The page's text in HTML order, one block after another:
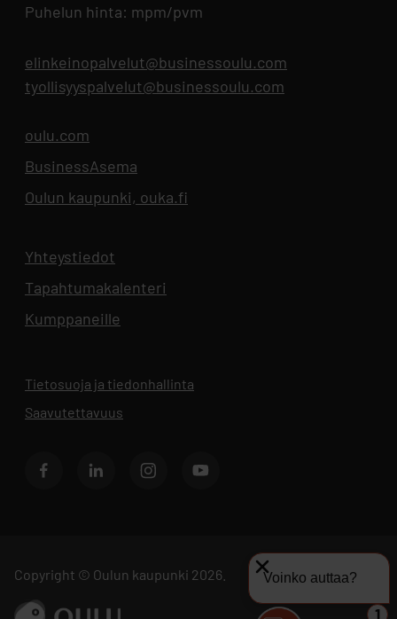
Puhelun hinta: mpm/pvm
elinkeinopalvelut@businessoulu.com
tyollisyyspalvelut@businessoulu.com
oulu.com
BusinessAsema
Oulun kaupunki, ouka.fi
Yhteystiedot
Tapahtumakalenteri
Kumppaneille
Tietosuoja ja tiedonhallinta
Saavutettavuus
FacebookLinkedIn InstagramYoutube
Copyright © Oulun kaupunki 2026.
Siirry sivustolle ouka.fi
Voinko auttaa?
1